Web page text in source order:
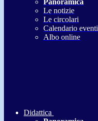
Panoramica
Le notizie
Le circolari
Calendario eventi
Albo online
Didattica